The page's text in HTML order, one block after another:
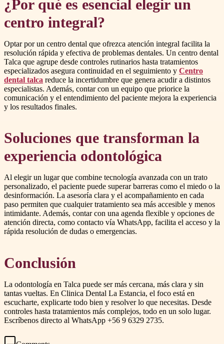
¿Por qué es esencial elegir un
centro integral?
Optar por un centro dental que ofrezca atención integral facilita la
resolución rápida y efectiva de problemas dentales. Un centro dental
Talca que agrupe desde controles rutinarios hasta tratamientos
especializados asegura continuidad en el seguimiento y Centro
dental talca reduce la incertidumbre que genera acudir a distintos
especialistas. Además, contar con un equipo que priorice la
comunicación y el entendimiento del paciente mejora la experiencia
y los resultados finales.
Soluciones que transforman la
experiencia odontológica
Al elegir un lugar que combine tecnología avanzada con un trato
personalizado, el paciente puede superar barreras como el miedo o la
desinformación. La asesoría clara y el acompañamiento en cada
paso permiten que cualquier tratamiento sea más accesible y menos
intimidante. Además, contar con una agenda flexible y opciones de
atención directa, como contacto vía WhatsApp, facilita el acceso y la
rápida resolución de dudas o emergencias.
Conclusión
La odontología en Talca puede ser más cercana, más clara y sin
tantas vueltas. En Clinica Dental La Estancia, el foco está en
escucharte, explicarte todo bien y resolver lo que necesitas. Desde
controles hasta tratamientos más complejos, todo en un solo lugar.
Escríbenos directo al WhatsApp +56 9 6329 2735.